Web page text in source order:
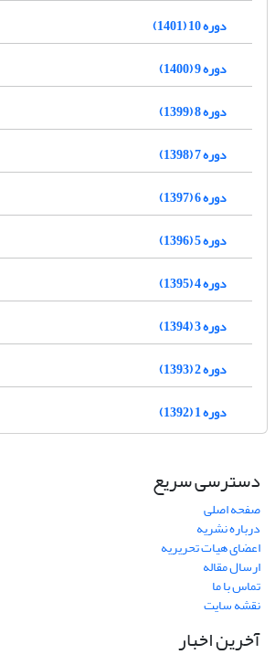
دوره 10 (1401)
دوره 9 (1400)
دوره 8 (1399)
دوره 7 (1398)
دوره 6 (1397)
دوره 5 (1396)
دوره 4 (1395)
دوره 3 (1394)
دوره 2 (1393)
دوره 1 (1392)
دسترسی سریع
صفحه اصلی
درباره نشریه
اعضای هیات تحریریه
ارسال مقاله
تماس با ما
نقشه سایت
آخرین اخبار